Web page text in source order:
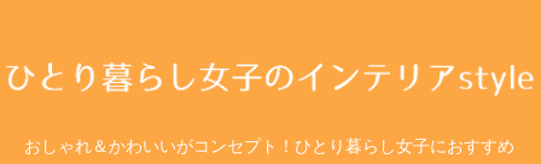
おしゃれ＆かわいいがコンセプト！ひとり暮らし女子におすすめ